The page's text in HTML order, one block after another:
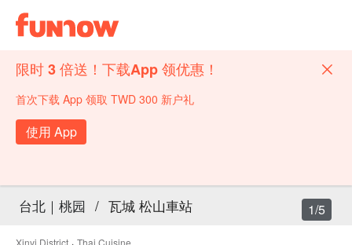
限时 3 倍送！下载App 领优惠！
首次下载 App 领取 TWD 300 新户礼
使用 App
台北｜桃园 / 瓦城 松山車站
Xinyi District · Thai Cuisine
1/5